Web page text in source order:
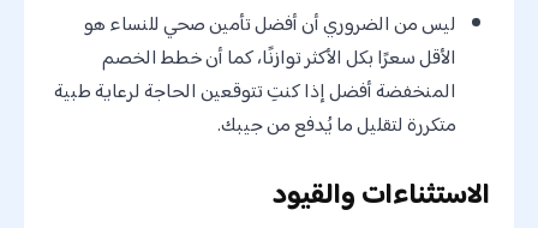
ليس من الضروري أن أفضل تأمين صحي للنساء هو
الأقل سعرًا بكل الأكثر توازنًا، كما أن خطط الخصم
المنخفضة أفضل إذا كنتِ تتوقعين الحاجة لرعاية طبية
متكررة لتقليل ما يُدفع من جيبك.
الاستثناءات والقيود